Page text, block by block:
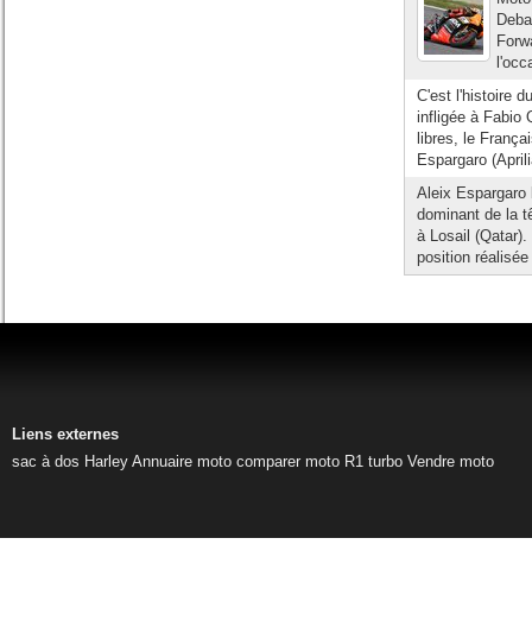
C'est l'histoire
infligée à Fabio
libres, le
Espargaro
Aleix Espargaro
dominant de la
à Losail
position
Liens externes
sac à dos Harley Annuaire moto comparer moto R1 turbo Vendre moto